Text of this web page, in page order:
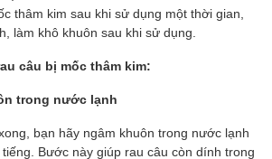
thâm kim sau khi sử dụng một thời gian,
làm khô khuôn sau khi sử dụng.
câu bị mốc thâm kim:
trong nước lạnh
bạn hãy ngâm khuôn trong nước lạnh
Bước này giúp rau câu còn dính trong